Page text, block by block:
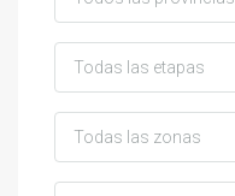
Todas las etapas
Todas las zonas